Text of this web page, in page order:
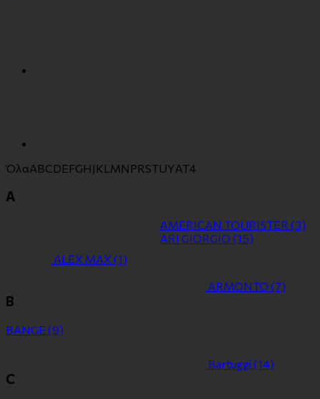
ΌλαABCDEFGH J KL MN PRSTUYΑΤ4
A
ALEX MAX (1)
AMERICAN TOURISTER (3)
ARI GIORGIO (15)
ARMONTO (7)
B
BANGE (9)
Bartuggi (14)
C